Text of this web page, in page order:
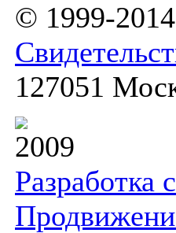
© 1999-
127051
2009
Разработка